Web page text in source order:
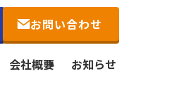
会社概要 お知らせ
お問い合わせ